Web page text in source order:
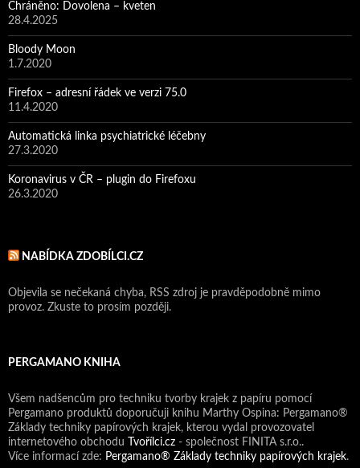
Chráněno: Dovolena – kveten
28.4.2025
Bloody Moon
1.7.2020
Firefox – adresní řádek ve verzi 75.0
11.4.2020
Automatická linka psychiatrické léčebny
27.3.2020
Koronavirus v ČR – plugin do Firefoxu
26.3.2020
NABÍDKA ZDOBÍLCI.CZ
Objevila se nečekaná chyba, RSS zdroj je pravděpodobně mimo
provoz. Zkuste to prosím později.
PERGAMANO KNIHA
Všem nadšencům pro techniku tvorby krajek z papíru pomocí
Pergamano produktů doporučuji knihu Marthy Ospina: Pergamano®
Základy techniky papírových krajek, kterou vydal provozovatel
internetového obchodu
Tvořílci.cz - společnost FINITA s.r.o..
Více informací zde: Pergamano® Základy techniky papírových krajek.